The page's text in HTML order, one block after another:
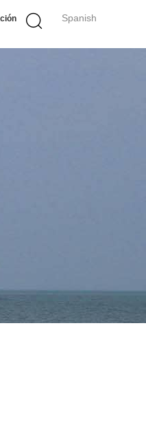
Spanish